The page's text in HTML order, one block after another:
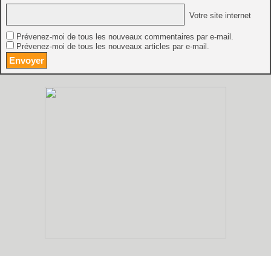
Votre site internet
Prévenez-moi de tous les nouveaux commentaires par e-mail.
Prévenez-moi de tous les nouveaux articles par e-mail.